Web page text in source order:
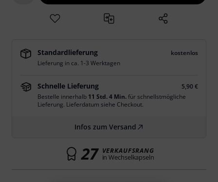
Standardlieferung
kostenlos
Lieferung in ca. 1-3 Werktagen
Schnelle Lieferung
5,90 €
Bestelle innerhalb 11 Std. 4 Min.für schnellstmögliche
Lieferung. Lieferdatum siehe Checkout.
Infos zum Versand
27 VERKAUFSRANG
in Wechselkapseln